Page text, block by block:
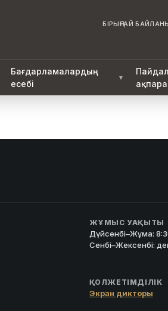
БІРЫҢҒАЙ
Бағдарламалардың
есебі
▼
ЖҰМЫС УАҚЫТЫ
Дүйсенбі–Жұма:
Сенбі–Жексенбі:
ҚОЛЖЕТІМДІЛІК
Экран дикторы